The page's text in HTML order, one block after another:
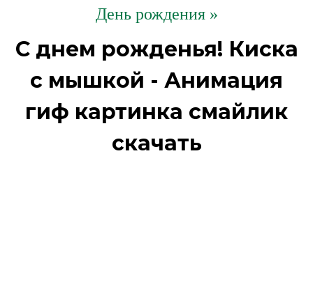
День рождения »
С днем рожденья! Киска
с мышкой - Анимация
гиф картинка смайлик
скачать